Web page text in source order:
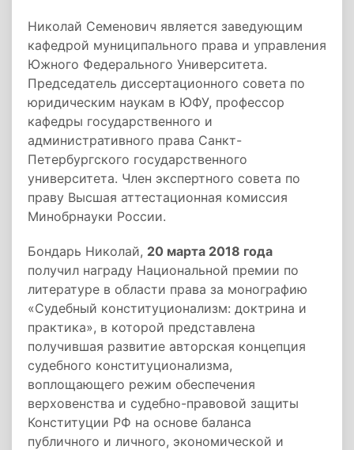
Николай Семенович является заведующим
кафедрой муниципального права и управления
Южного Федерального Университета.
Председатель диссертационного совета по
юридическим наукам в ЮФУ, профессор
кафедры государственного и
административного права Санкт-
Петербургского государственного
университета. Член экспертного совета по
праву Высшая аттестационная комиссия
Минобрнауки России.
Бондарь Николай, 20 марта 2018 года
получил награду Национальной премии по
литературе в области права за монографию
«Судебный конституционализм: доктрина и
практика», в которой представлена
получившая развитие авторская концепция
судебного конституционализма,
воплощающего режим обеспечения
верховенства и судебно-правовой защиты
Конституции РФ на основе баланса
публичного и личного, экономической и